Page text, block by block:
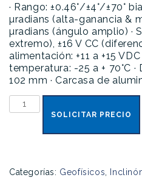
· Rango: ±0.46°/±4°/±70°
µradians (alta-ganancia &
µradians (ángulo amplio) ·
extremo), ±16 V CC
alimentación: +11 a +15
temperatura: -25 a + 70°C ·
102 mm · Carcasa de
A711-
2(4X)
SOLICITAR PRECIO
Categorías: Geofísicos